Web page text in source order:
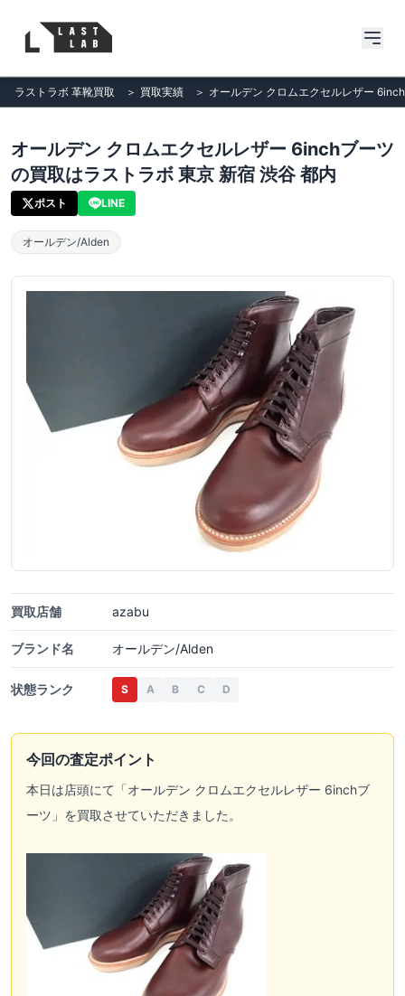
ラストラボ 革靴買取 ＞ 買取実績 ＞ オールデン クロムエクセルレザー
オールデン クロムエクセルレザー 6inchブーツ
の買取はラストラボ 東京 新宿 渋谷 都内
ポスト LINE
オールデン/Alden
買取店舗 azabu
ブランド名 オールデン/Alden
状態ランク S A B C D
今回の査定ポイント
本日は店頭にて「オールデン クロムエクセルレザー 6inchブ
ーツ」を買取させていただきました。